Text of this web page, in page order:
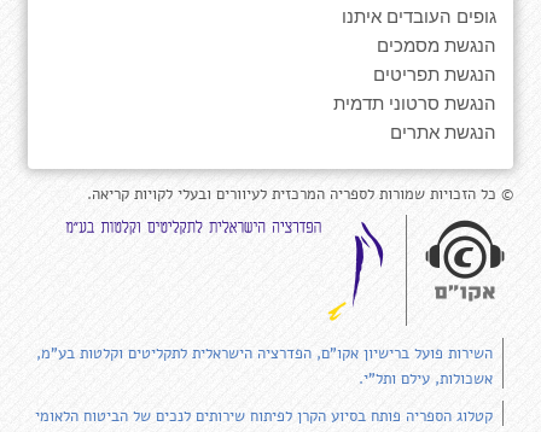
גופים העובדים איתנו
הנגשת מסמכים
הנגשת תפריטים
הנגשת סרטוני תדמית
הנגשת אתרים
© כל הזכויות שמורות לספריה המרכזית לעיוורים ובעלי לקויות קריאה.
השירות פועל ברישיון אקו"ם, הפדרציה הישראלית לתקליטים וקלטות בע"מ,
אשכולות, עילם ותל"י.
קטלוג הספריה פותח בסיוע הקרן לפיתוח שירותים לנכים של הביטוח הלאומי